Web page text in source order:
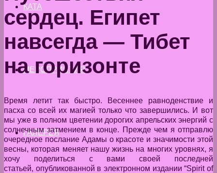
КАТА
МЕРОПРИЯТИЯ
ГАЛЕРЕЯ
сердец. Египет
навсегда — Тибет
на горизонте
Время летит так быстро. Весеннее равноденствие и
пасха со всей их магией только что завершились. И вот
мы уже в полном цветении дорогих апрельских энергий с
солнечным затмением в конце. Прежде чем я отправлю
очередное послание Адамы о красоте и значимости этой
весны, которая меняет нашу жизнь на многих уровнях, я
хочу поделиться с вами своей последней
статьей, опубликованной в электронном издании “Spirit of